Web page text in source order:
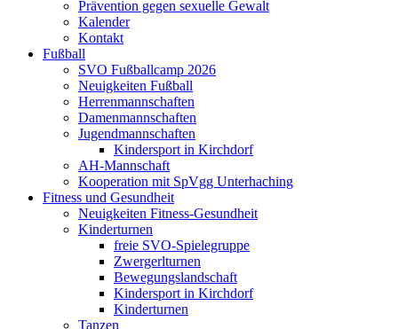
Prävention gegen sexuelle Gewalt
Kalender
Kontakt
Fußball
SVO Fußballcamp 2026
Neuigkeiten Fußball
Herrenmannschaften
Damenmannschaften
Jugendmannschaften
Kindersport in Kirchdorf
AH-Mannschaft
Kooperation mit SpVgg Unterhaching
Fitness und Gesundheit
Neuigkeiten Fitness-Gesundheit
Kinderturnen
freie SVO-Spielegruppe
Zwergerlturnen
Bewegungslandschaft
Kindersport in Kirchdorf
Kinderturnen
Tanzen